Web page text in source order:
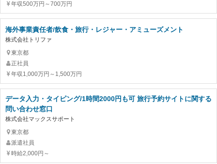
年収500万円～700万円
海外事業責任者/飲食・旅行・レジャー・アミューズメント
株式会社トリファ
東京都
正社員
年収1,000万円～1,500万円
データ入力・タイピング/1時間2000円も可 旅行予約サイトに関する
問い合わせ窓口
株式会社マックスサポート
東京都
派遣社員
時給2,000円～